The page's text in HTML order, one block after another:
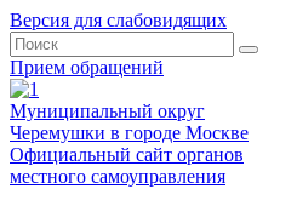
Версия для слабовидящих
Прием обращений
Муниципальный округ
Черемушки в городе Москве
Официальный сайт органов
местного самоуправления